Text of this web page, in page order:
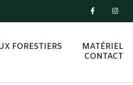
FORESTIERS
MATÉRIEL
CONTACT